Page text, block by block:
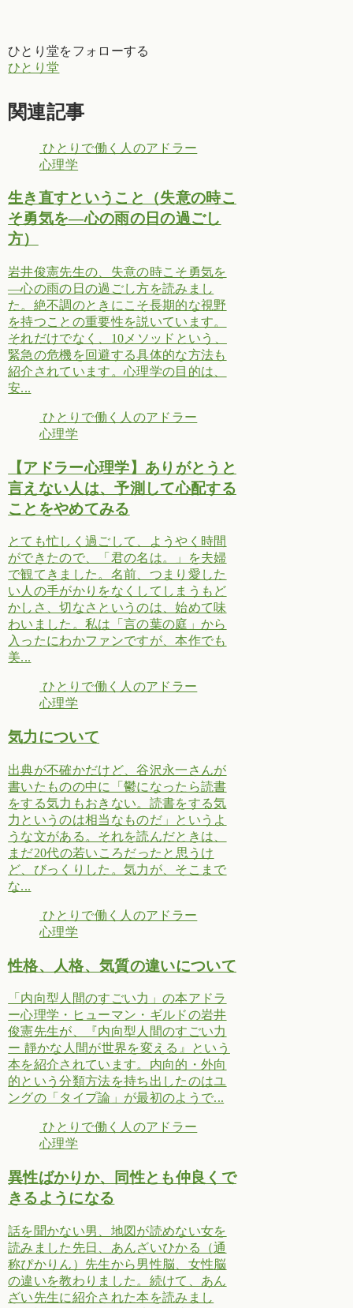
ひとり堂をフォローする
ひとり堂
関連記事
ひとりで働く人のアドラー
心理学
生き直すということ（失意の時こ
そ勇気を―心の雨の日の過ごし
方）
岩井俊憲先生の、失意の時こそ勇気を
―心の雨の日の過ごし方を読みまし
た。絶不調のときにこそ長期的な視野
を持つことの重要性を説いています。
それだけでなく、10メソッドという、
緊急の危機を回避する具体的な方法も
紹介されています。心理学の目的は、
安...
ひとりで働く人のアドラー
心理学
【アドラー心理学】ありがとうと
言えない人は、予測して心配する
ことをやめてみる
とても忙しく過ごして、ようやく時間
ができたので、「君の名は。」を夫婦
で観てきました。名前、つまり愛した
い人の手がかりをなくしてしまうもど
かしさ、切なさというのは、始めて味
わいました。私は「言の葉の庭」から
入ったにわかファンですが、本作でも
美...
ひとりで働く人のアドラー
心理学
気力について
出典が不確かだけど、谷沢永一さんが
書いたものの中に「鬱になったら読書
をする気力もおきない。読書をする気
力というのは相当なものだ」というよ
うな文がある。それを読んだときは、
まだ20代の若いころだったと思うけ
ど、びっくりした。気力が、そこまで
な...
ひとりで働く人のアドラー
心理学
性格、人格、気質の違いについて
「内向型人間のすごい力」の本アドラ
ー心理学・ヒューマン・ギルドの岩井
俊憲先生が、『内向型人間のすごい力
ー 靜かな人間が世界を変える』という
本を紹介されています。内向的・外向
的という分類方法を持ち出したのはユ
ングの「タイプ論」が最初のようで...
ひとりで働く人のアドラー
心理学
異性ばかりか、同性とも仲良くで
きるようになる
話を聞かない男、地図が読めない女を
読みました先日、あんざいひかる（通
称ぴかりん）先生から男性脳、女性脳
の違いを教わりました。続けて、あん
ざい先生に紹介された本を読みまし